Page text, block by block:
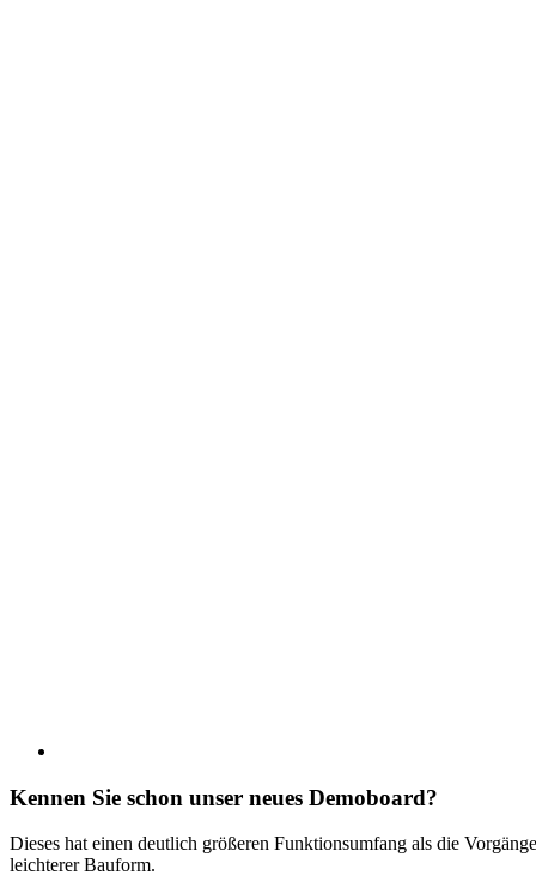
Kennen Sie schon unser neues Demoboard?
Dieses hat einen deutlich größeren Funktionsumfang als die
leichterer Bauform.